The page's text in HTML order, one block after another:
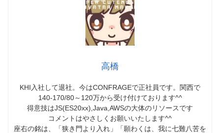
高橋
KHI入社して退社。今はCONFRAGEで正社員です。関西で
140-170/80～120万から受け付けております^^
得意技はJS(ES20xx),Java,AWSの大体のリソースです
コメントはやさしくお願いいたします^^
座右の銘は、「狭き門より入れ」「願わくは、我に七難八苦を